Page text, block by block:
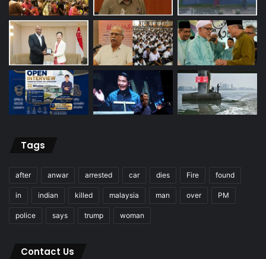
Tags
after anwar arrested car dies Fire found
in indian killed malaysia man over PM
police says trump woman
Contact Us